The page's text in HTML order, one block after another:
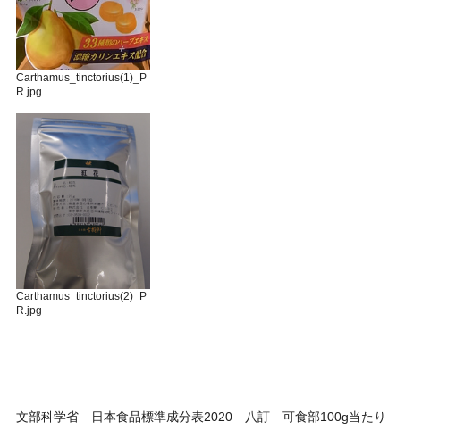
Carthamus_tinctorius(1)_P
R.jpg
Carthamus_tinctorius(2)_P
R.jpg
文部科学省 日本食品標準成分表2020 八訂 可食部100g当たり